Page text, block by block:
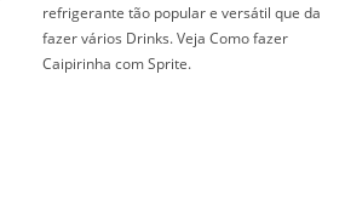
refrigerante tão popular e versátil que da
fazer vários Drinks. Veja Como fazer
Caipirinha com Sprite.